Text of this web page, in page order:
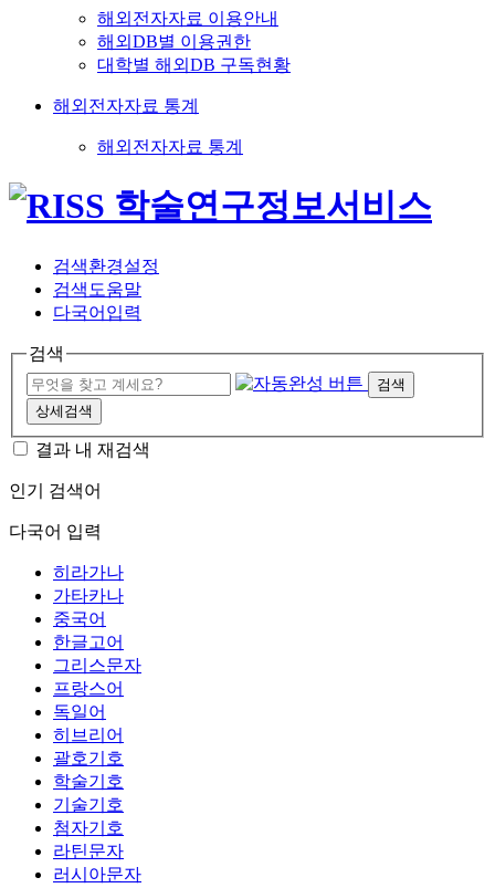
해외전자자료 이용안내
해외DB별 이용권한
대학별 해외DB 구독현황
해외전자자료 통계
해외전자자료 통계
검색환경설정
검색도움말
다국어입력
검색
검색
상세검색
결과 내 재검색
인기 검색어
다국어 입력
히라가나
가타카나
중국어
한글고어
그리스문자
프랑스어
독일어
히브리어
괄호기호
학술기호
기술기호
첨자기호
라틴문자
러시아문자